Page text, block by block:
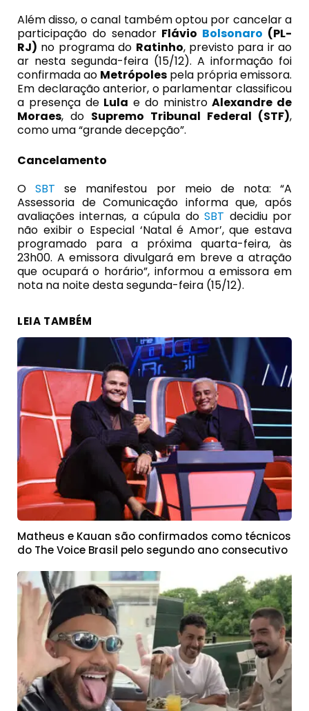
Além disso, o canal também optou por cancelar a
participação do senador Flávio Bolsonaro (PL-
RJ) no programa do Ratinho, previsto para ir ao
ar nesta segunda-feira (15/12). A informação foi
confirmada ao Metrópoles pela própria emissora.
Em declaração anterior, o parlamentar classificou
a presença de Lula e do ministroAlexandre de
Moraes, do Supremo Tribunal Federal (STF),
como uma “grande decepção”.
Cancelamento
OSBT se manifestou por meio de nota: “A
Assessoria de Comunicação informa que, após
avaliações internas, a cúpula doSBT decidiu por
não exibir o Especial ‘Natal é Amor’, que estava
programado para a próxima quarta-feira, às
23h00. A emissora divulgará em breve a atração
que ocupará o horário”, informou a emissora em
nota na noite desta segunda-feira (15/12).
LEIA TAMBÉM
Matheus e Kauan são confirmados como técnicos
do The Voice Brasil pelo segundo ano consecutivo